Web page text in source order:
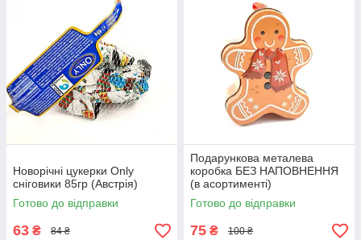
Новорічні цукерки Only
сніговики 85гр (Австрія)
Готово до відправки
63 ₴ 84 ₴
Подарункова металева
коробка БЕЗ НАПОВНЕННЯ
(в асортименті)
Готово до відправки
75 ₴ 100 ₴